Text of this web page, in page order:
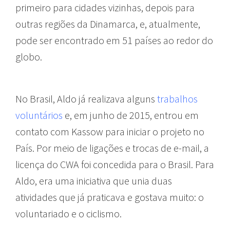
primeiro para cidades vizinhas, depois para
outras regiões da Dinamarca, e, atualmente,
pode ser encontrado em 51 países ao redor do
globo.
No Brasil, Aldo já realizava alguns trabalhos
voluntários e, em junho de 2015, entrou em
contato com Kassow para iniciar o projeto no
País. Por meio de ligações e trocas de e-mail, a
licença do CWA foi concedida para o Brasil. Para
Aldo, era uma iniciativa que unia duas
atividades que já praticava e gostava muito: o
voluntariado e o ciclismo.